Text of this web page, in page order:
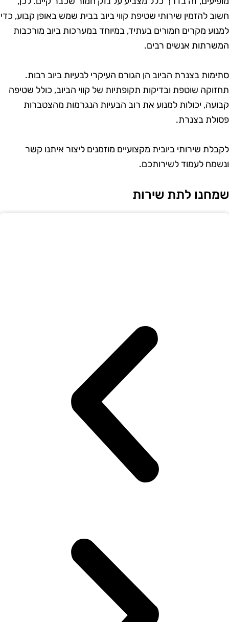
להזמין שירותי שטיפת קווי ביוב בבית שמש באופן קבוע, כדי
מקרים חמורים בעתיד, במיוחד במערכות ביוב מורכבות
אנשים רבים.
בצנרת הביוב הן הגורם העיקרי לבעיות ביוב רבות.
שוטפת ובדיקות תקופתיות של קווי הביוב, כולל שטיפה
יכולות למנוע את רוב הבעיות הנגרמות מהצטברות
בצנרת.
שירותי ביובית מקצועיים מוזמנים ליצור איתנו קשר
לעמוד לשירותכם.
לתת שירות